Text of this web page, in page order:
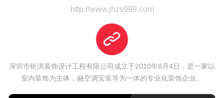
http://www.jhzs999.com
深圳市钜洪装饰设计工程有限公司成立于2010年8月4日，是一家以
室内装饰为主体，融空调安装等为一体的专业化装饰企业。